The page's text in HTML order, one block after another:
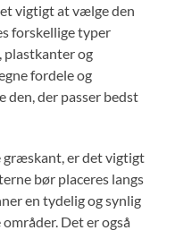
vigtigt at vælge den
forskellige typer
plastkanter og
fordele og
den, der passer bedst
græskant, er det vigtigt
bør placeres langs
en tydelig og synlig
Det er også